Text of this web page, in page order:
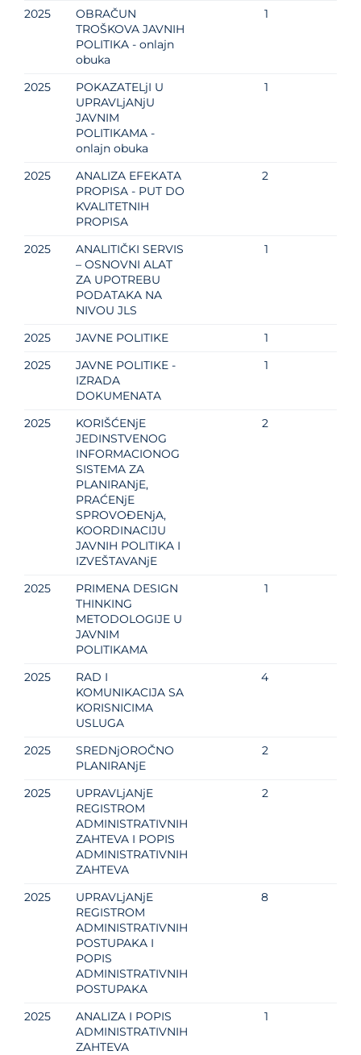
2025
OBRAČUN
TROŠKOVA JAVNIH
POLITIKA - onlajn
obuka
1
2025
POKAZATELjI U
UPRAVLjANјU
JAVNIM
POLITIKAMA -
onlajn obuka
1
2025
ANALIZA EFEKATA
PROPISA - PUT DO
KVALITETNIH
PROPISA
2
2025
ANALITIČKI SERVIS
– OSNOVNI ALAT
ZA UPOTREBU
PODATAKA NA
NIVOU JLS
1
2025 JAVNE POLITIKE
1
2025
JAVNE POLITIKE -
IZRADA
DOKUMENATA
1
2025
KORIŠĆENjE
JEDINSTVENOG
INFORMACIONOG
SISTEMA ZA
PLANIRANjE,
PRAĆENjE
SPROVOĐENjA,
KOORDINACIJU
JAVNIH POLITIKA I
IZVEŠTAVANjE
2
2025
PRIMENA DESIGN
THINKING
METODOLOGIJE U
JAVNIM
POLITIKAMA
1
2025
RAD I
KOMUNIKACIJA SA
KORISNICIMA
USLUGA
4
2025
SREDNjOROČNO
PLANIRANjE
2
2025
UPRAVLjANjE
REGISTROM
ADMINISTRATIVNIH
ZAHTEVA I POPIS
ADMINISTRATIVNIH
ZAHTEVA
2
2025
UPRAVLjANjE
REGISTROM
ADMINISTRATIVNIH
POSTUPAKA I
POPIS
ADMINISTRATIVNIH
POSTUPAKA
8
2025
ANALIZA I POPIS
ADMINISTRATIVNIH
ZAHTEVA
1